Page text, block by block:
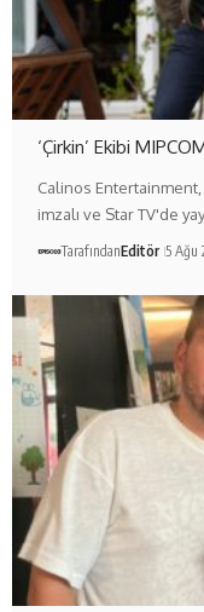
‘Çirkin’ Ekibi
Calinos Entertainment,
imzalı ve Star TV'de
TarafındanEditör 5 Ağu